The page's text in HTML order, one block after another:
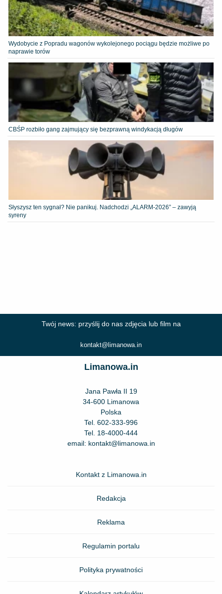
Wydobycie z Popradu wagonów wykolejonego pociągu będzie możliwe po
naprawie torów
CBŚP rozbiło gang zajmujący się bezprawną windykacją długów
Słyszysz ten sygnał? Nie panikuj. Nadchodzi „ALARM-2026” – zawyją
syreny
Twój news: przyślij do nas zdjęcia lub film na
kontakt@limanowa.in
Limanowa.in
Jana Pawła II 19
34-600 Limanowa
Polska
Tel. 602-333-996
Tel. 18-4000-444
email: kontakt@limanowa.in
Kontakt z Limanowa.in
Redakcja
Reklama
Regulamin portalu
Polityka prywatności